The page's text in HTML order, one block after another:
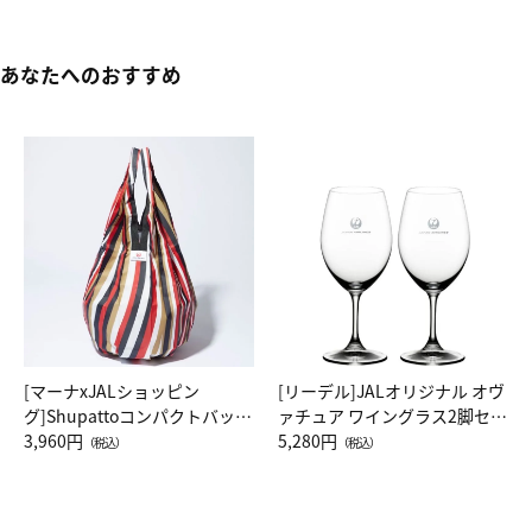
あなたへのおすすめ
[マーナxJALショッピン
グ]Shupattoコンパクトバッグ
Drop JAL客室乗務員（LC）ス
3,960円 （税込）
[リーデル]JALオリジナル オヴ
ァチュア ワイングラス2脚セッ
ト（レッドワイン）
5,280円 （税込）